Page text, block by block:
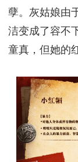
孽。灰姑娘由
洁变成了容不
童真，但她的